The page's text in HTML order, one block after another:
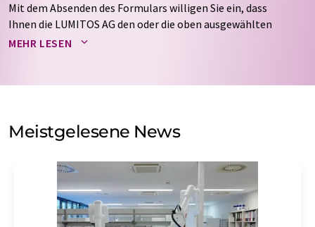
Mit dem Absenden des Formulars willigen Sie ein, dass
Ihnen die LUMITOS AG den oder die oben ausgewählten
Newsletter per E-Mail zusendet. Ihre Daten werden
auf Basis unsererDatenschutzerklärung. LUMITOS darf
Meinungsforschung per E-Mail kontaktieren. Ihre
Einwilligung können Sie jederzeit ohne Angabe von
Str. 2, 12489 Berlin oder per E-Mail unter
widerruf@lumitos.commit Wirkung für die Zukunft
widerrufen. Zudem ist in jeder E-Mail ein Link zur
Abbestellung des entsprechenden Newsletters
MEHR LESEN
Meistgelesene News